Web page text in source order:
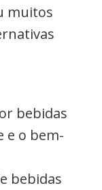
muitos
bebidas
e o bem-
bebidas